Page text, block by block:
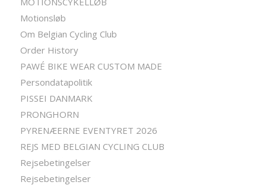
Motionsløb
Om Belgian Cycling Club
Order History
PAWÉ BIKE WEAR CUSTOM MADE
Persondatapolitik
PISSEI DANMARK
PRONGHORN
PYRENÆERNE EVENTYRET 2026
REJS MED BELGIAN CYCLING CLUB
Rejsebetingelser
Rejsebetingelser